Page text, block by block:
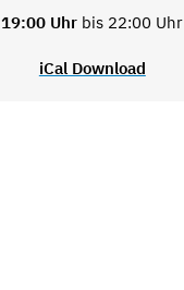
19:00 Uhr bis 22:00 Uhr
iCal Download